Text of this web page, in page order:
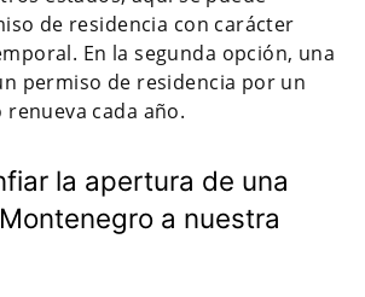
de residencia con carácter
En la segunda opción, una
permiso de residencia por un
cada año.
la apertura de una
a nuestra